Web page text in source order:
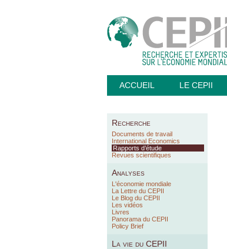
ACCUEIL LE CEPII
Recherche
Documents de travail
International Economics
Rapports d’étude
Revues scientifiques
Analyses
L'économie mondiale
La Lettre du CEPII
Le Blog du CEPII
Les vidéos
Livres
Panorama du CEPII
Policy Brief
La vie du CEPII